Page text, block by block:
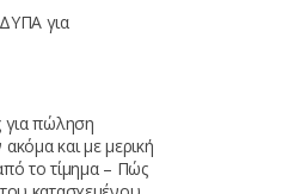
για
για πώληση
και με μερική
το τίμημα – Πώς